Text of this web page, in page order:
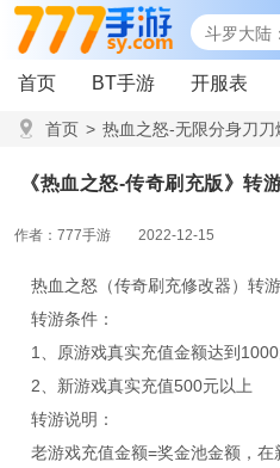
首页 BT手游 开服表
首页 > 热血之怒-无限分身刀刀
《热血之怒-传奇刷充版》转
作者：777手游 2022-12-15
热血之怒（传奇刷充修改器）转
转游条件：
1、原游戏真实充值金额达到
2、新游戏真实充值500元以上
转游说明：
老游戏充值金额=奖金池金额，在